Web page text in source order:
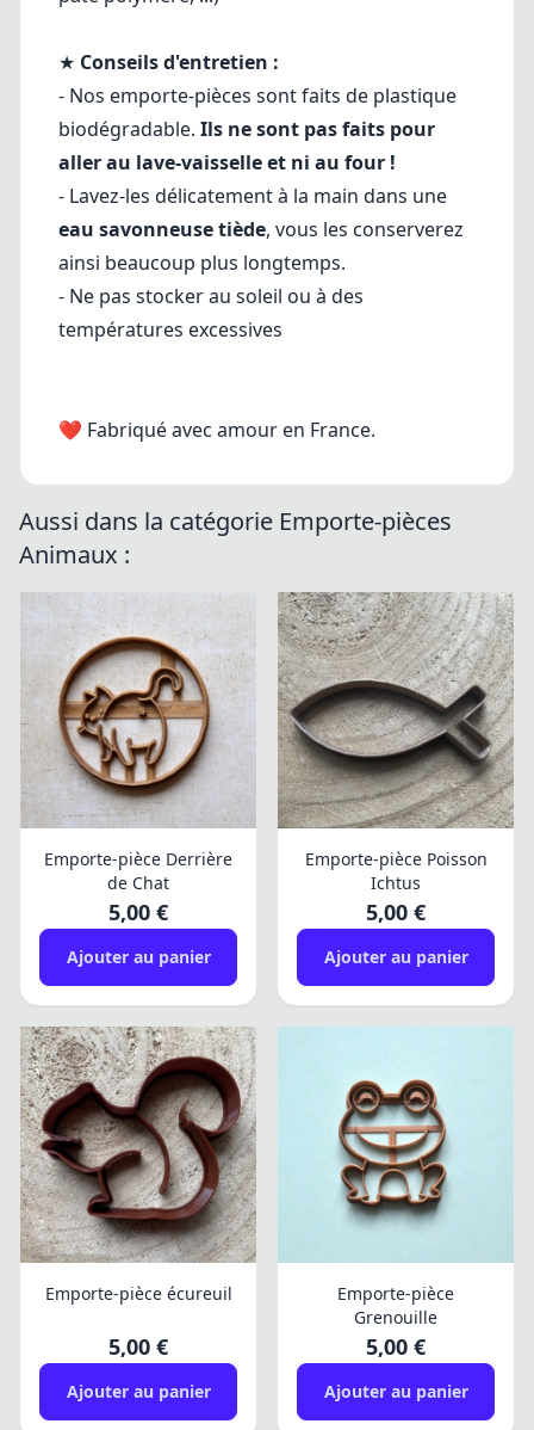
★ Conseils d'entretien :
- Nos emporte-pièces sont faits de plastique
biodégradable. Ils ne sont pas faits pour
aller au lave-vaisselle et ni au four !
- Lavez-les délicatement à la main dans une
eau savonneuse tiède, vous les conserverez
ainsi beaucoup plus longtemps.
- Ne pas stocker au soleil ou à des
températures excessives
❤ Fabriqué avec amour en France.
Aussi dans la catégorie Emporte-pièces
Animaux :
Emporte-pièce Derrière
de Chat
5,00 €
Ajouter au panier
Emporte-pièce Poisson
Ichtus
5,00 €
Ajouter au panier
Emporte-pièce écureuil
5,00 €
Ajouter au panier
Emporte-pièce
Grenouille
5,00 €
Ajouter au panier